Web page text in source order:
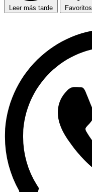
Leer más tarde Favoritos